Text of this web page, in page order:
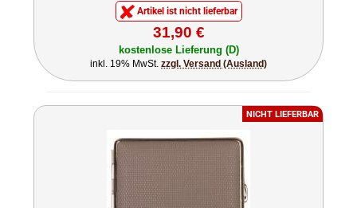
Artikel ist nicht lieferbar
31,90 €
kostenlose Lieferung (D)
inkl. 19% MwSt. zzgl. Versand (Ausland)
NICHT LIEFERBAR